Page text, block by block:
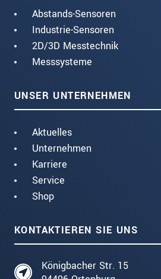
Abstands-Sensoren
Industrie-Sensoren
2D/3D Messtechnik
Messsysteme
UNSER UNTERNEHMEN
Aktuelles
Unternehmen
Karriere
Service
Shop
KONTAKTIEREN SIE UNS
Königbacher Str. 15